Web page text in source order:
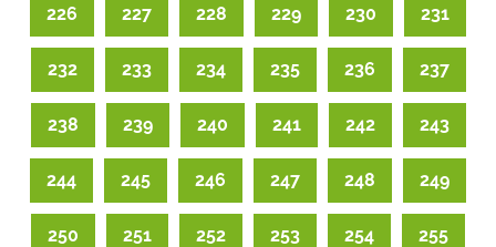
226 227 228 229 230 231
232 233 234 235 236 237
238 239 240 241 242 243
244 245 246 247 248 249
250 251 252 253 254 255